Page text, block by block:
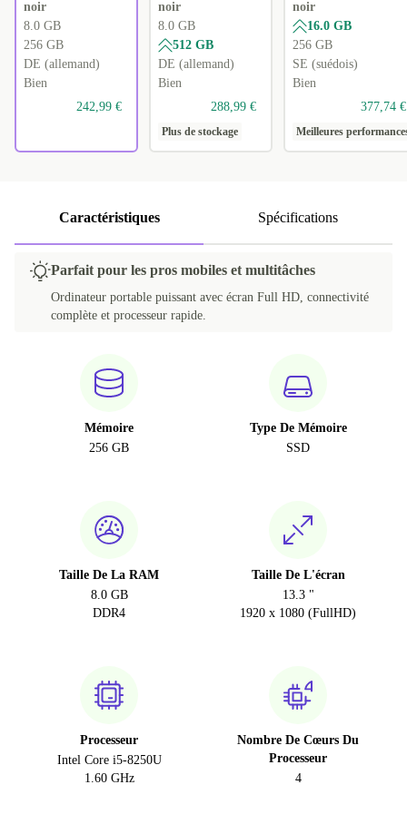
noir
8.0 GB
256 GB
DE (allemand)
Bien
242,99 €
noir
8.0 GB
512 GB
DE (allemand)
Bien
288,99 €
Plus de stockage
noir
16.0 GB
256 GB
SE (suédois)
Bien
377,74 €
Meilleures
Caractéristiques Spécifications
Parfait pour les pros mobiles et multitâches
Ordinateur portable puissant avec écran Full HD, connectivité
complète et processeur rapide.
Mémoire
256 GB
Type De Mémoire
SSD
Taille De La RAM
8.0 GB
DDR4
Taille De L'écran
13.3 "
1920 x 1080 (FullHD)
Processeur
Intel Core i5-8250U
1.60 GHz
Nombre De Cœurs Du
Processeur
4